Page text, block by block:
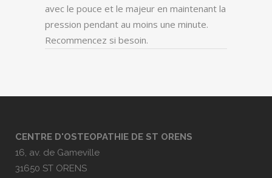
avec le pouce et le majeur en maintenant la
pression pendant au moins une minute.
Recommencez si besoin.
CENTRE D'OSTEOPATHIE DE ST ORENS
16, av. de Gameville
31650 ST ORENS